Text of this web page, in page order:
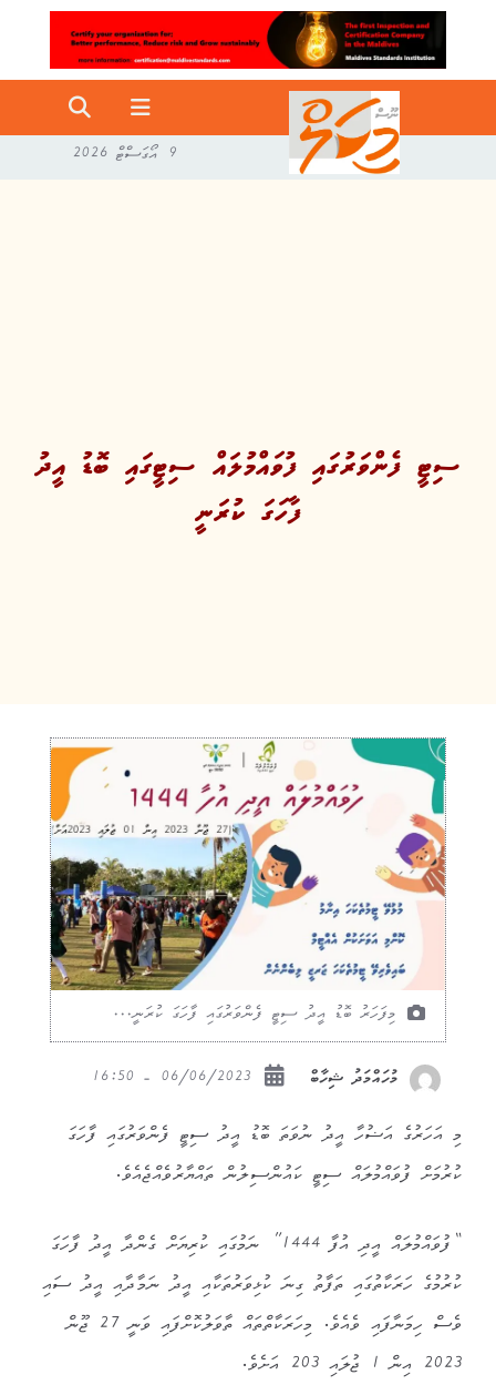
9 އޯގަސްޓް 2026
ސިޓީ ފެންވަރުގައި ފުވައްމުލައް ސިޓީގައި ބޮޑު އީދު
ފާހަގަ ކުރަނީ
މިފަހަރު ބޮޑު އީދު ސިޓީ ފެންވަރުގައި ފާހަގަ ކުރަނީ...
މުހައްމަދު ޝިހާބް
މި އަހަރުގެ އަޟުހާ އީދު ނުވަތަ ބޮޑު އީދު ސިޓީ ފެންވަރުގައި ފާހަގަ
ކުރުމަށް ފުވައްމުލައް ސިޓީ ކައުންސިލުން ތައްޔާރުވެއްޖެއެވެ.
“ފުވައްމުލައް އީދި އުފާ 1444” ނަމުގައި ކުރިޔަށް ގެންދާ އީދު ފާހަގަ
ކުރުމުގެ ހަރަކާތުގައި ތަފާތު ގިނަ ކުޅިވަރުތަކާއި އީދު ނަމާދާއި އީދު ސައި
ވެސް ހިމަނާފައި ވެއެވެ. މިހަރަކާތްތައް ތާވަލުކޮށްފައި ވަނީ 27 ޖޫން
2023 އިން 1 ޖުލައި 203 އަށެވެ.